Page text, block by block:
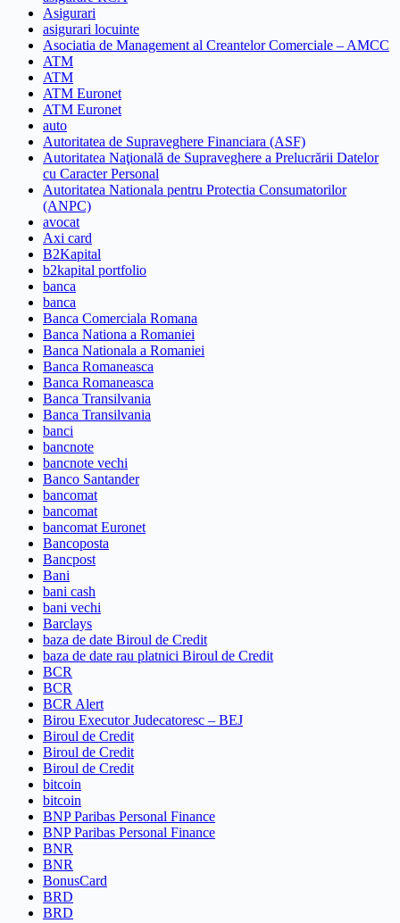
Asigurari
asigurari locuinte
Asociatia de Management al Creantelor Comerciale – AMCC
ATM
ATM
ATM Euronet
ATM Euronet
auto
Autoritatea de Supraveghere Financiara (ASF)
Autoritatea Naţională de Supraveghere a Prelucrării Datelor
cu Caracter Personal
Autoritatea Nationala pentru Protectia Consumatorilor
(ANPC)
avocat
Axi card
B2Kapital
b2kapital portfolio
banca
banca
Banca Comerciala Romana
Banca Nationa a Romaniei
Banca Nationala a Romaniei
Banca Romaneasca
Banca Romaneasca
Banca Transilvania
Banca Transilvania
banci
bancnote
bancnote vechi
Banco Santander
bancomat
bancomat
bancomat Euronet
Bancoposta
Bancpost
Bani
bani cash
bani vechi
Barclays
baza de date Biroul de Credit
baza de date rau platnici Biroul de Credit
BCR
BCR
BCR Alert
Birou Executor Judecatoresc – BEJ
Biroul de Credit
Biroul de Credit
Biroul de Credit
bitcoin
bitcoin
BNP Paribas Personal Finance
BNP Paribas Personal Finance
BNR
BNR
BonusCard
BRD
BRD